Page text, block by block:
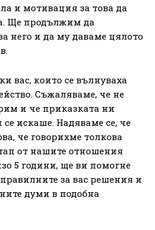
и мотивация за това да
Ще продължим да
него и да му даваме цялото
вас, които се вълнуваха
Съжаляваме, че не
и че приказката ни
искаше. Надяваме се, че
че говорихме толкова
от нашите отношения
5 години, ще ви помогне
за вас решения и
думи в подобна